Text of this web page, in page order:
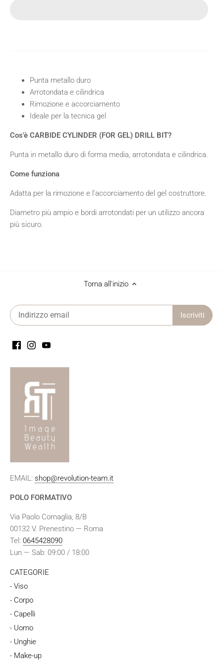
Punta metallo duro
Arrotondata e cilindrica
Rimozione e accorciamento
Ideale per la tecnica gel
Cos'è CARBIDE CYLINDER (FOR GEL) DRILL BIT?
Punta in metallo duro di forma media, arrotondata e cilindrica.
Come funziona
Adatta per la rimozione e l'accorciamento del gel costruttore.
Diametro più ampio e bordi arrotondati per un utilizzo ancora
più sicuro.
Torna all'inizio
EMAIL: shop@revolution-team.it
POLO FORMATIVO
Via Paolo Cornaglia, 8/B
00132 V. Prenestino — Roma
Tel: 0645428090
Lun — Sab: 09:00 / 18:00
CATEGORIE
- Viso
- Corpo
- Capelli
- Uomo
- Unghie
- Make-up